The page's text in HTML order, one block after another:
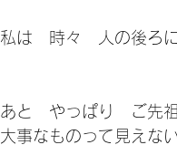
私は　時々　人の後ろ
あと　やっぱり　ご先
大事なものって見えな